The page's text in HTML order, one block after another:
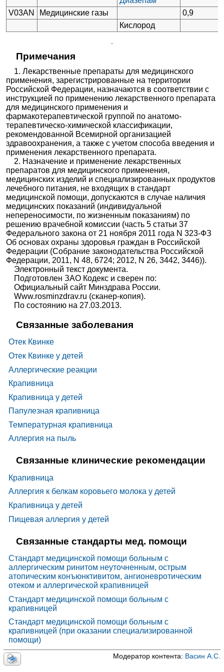
V03AN
Медицинские газы
0,9
Кислород
Примечания
1. Лекарственные препараты для медицинского
применения, зарегистрированные на территории
Российской Федерации, назначаются в соответствии с
инструкцией по применению лекарственного препарата
для медицинского применения и
фармакотерапевтической группой по анатомо-
терапевтическо-химической классификации,
рекомендованной Всемирной организацией
здравоохранения, а также с учетом способа введения и
применения лекарственного препарата.
2. Назначение и применение лекарственных
препаратов для медицинского применения,
медицинских изделий и специализированных продуктов
лечебного питания, не входящих в стандарт
медицинской помощи, допускаются в случае наличия
медицинских показаний (индивидуальной
непереносимости, по жизненным показаниям) по
решению врачебной комиссии (часть 5 статьи 37
Федерального закона от 21 ноября 2011 года N 323-ФЗ
Об основах охраны здоровья граждан в Российской
Федерации (Собрание законодательства Российской
Федерации, 2011, N 48, 6724; 2012, N 26, 3442, 3446)).
Электронный текст документа.
Подготовлен ЗАО Кодекс и сверен по:
Официальный сайт Минздрава России.
Www.rosminzdrav.ru (сканер-копия).
По состоянию на 27.03.2013.
Связанные заболевания
Отек Квинке
Отек Квинке у детей
Аллергические реакции
Крапивница
Крапивница у детей
Папулезная крапивница
Температурная крапивница
Аллергия на пыль
Связанные клинические рекомендации
Крапивница
Аллергия к белкам коровьего молока у детей
Крапивница у детей
Пищевая аллергия у детей
Связанные стандарты мед. помощи
Стандарт медицинской помощи больным с
аллергическим ринитом неуточненным, острым
атопическим конъюнктивитом, ангионевротическим
отеком и аллергической крапивницей
Стандарт медицинской помощи больным с
крапивницей
Стандарт медицинской помощи больным с
крапивницей (при оказании специализированной
помощи)
Модератор контента: Васин А.С.